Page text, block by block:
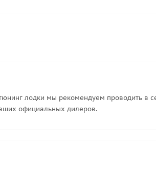
лодки мы рекомендуем проводить в
официальных дилеров.